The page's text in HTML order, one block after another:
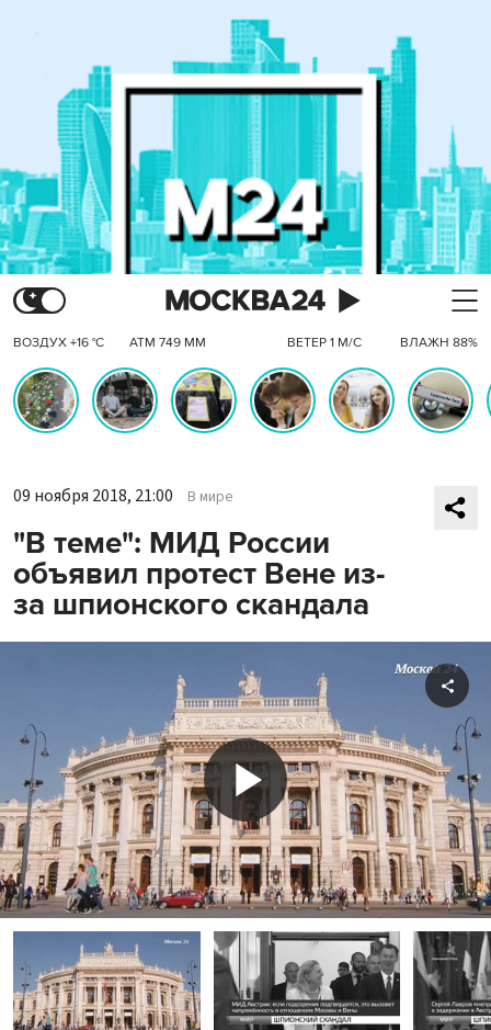
ВОЗДУХ +16 °C АТМ 749 ММ ВЕТЕР 1 М/С ВЛАЖН 88%
09 ноября 2018, 21:00 В мире
"В теме": МИД России
объявил протест Вене из-
за шпионского скандала
Play
Video